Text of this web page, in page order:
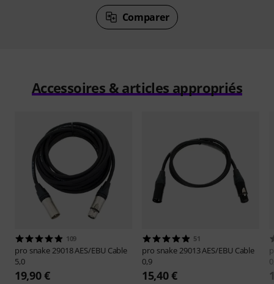
Comparer
Accessoires & articles appropriés
109
pro snake 29018 AES/EBU Cable
5,0
19,90 €
51
pro snake 29013 AES/EBU Cable
0,9
15,40 €